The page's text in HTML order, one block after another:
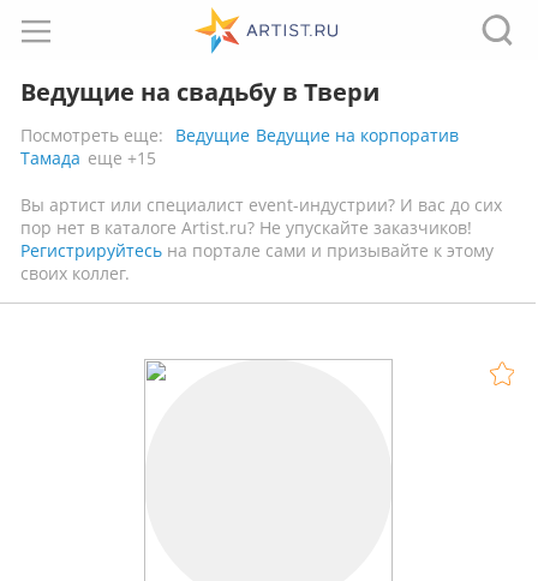
Ведущие на свадьбу в Твери
Посмотреть еще: Ведущие Ведущие на корпоратив
Тамада еще +15
Вы артист или специалист event-индустрии? И вас до сих
пор нет в каталоге Artist.ru? Не упускайте заказчиков!
Регистрируйтесь на портале сами и призывайте к этому
своих коллег.